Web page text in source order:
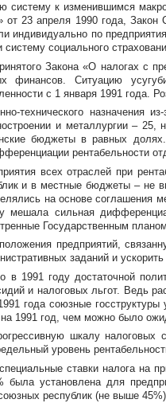
систему к изменившимся
23 апреля 1990 года,
по
социального
Закона «О налогах
финансов. Ситуацию
с 1 января 1991 года.
технического назначения из-
и металлургии –
бюджеты в равных
рентабельности
всех отраслей при
и в местные бюджеты – не
на основе соглашения
сильная
Государственным
предприятий,
заданий и
1991 году достаточной
и налоговых льгот. Ведь
года союзные
1991 год, чем можно было
шкалу
уровень
ставки налога
установлена для
республик (не выше 45%).